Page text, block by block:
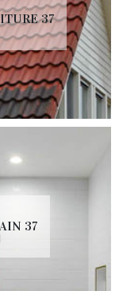
37
37